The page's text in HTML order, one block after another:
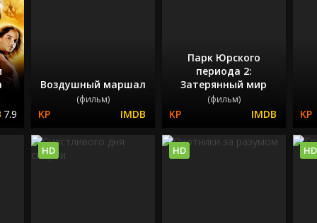
7.9
Воздушный маршал
(фильм)
Парк Юрского
периода 2:
Затерянный мир
(фильм)
HD HD HD